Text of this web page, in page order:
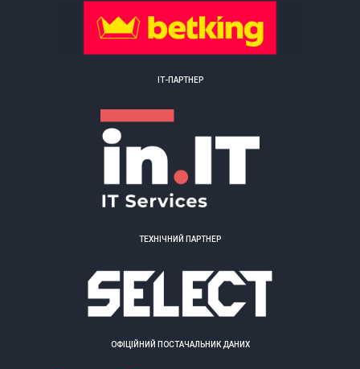
ІТ-ПАРТНЕР
ТЕХНІЧНИЙ ПАРТНЕР
ОФІЦІЙНИЙ ПОСТАЧАЛЬНИК ДАНИХ